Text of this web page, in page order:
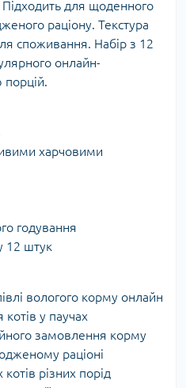
для щоденного
раціону. Текстура
споживання. Набір з 12
онлайн-
харчовими
годування
12 штук
вологого корму онлайн
у паучах
замовлення корму
раціоні
різних порід